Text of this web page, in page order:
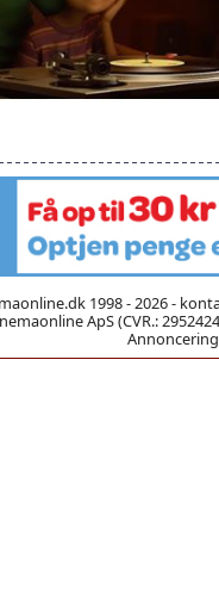
1998 - 2026 -
ApS (CVR.: